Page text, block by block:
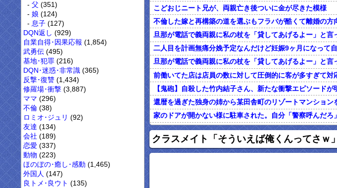
父 (351)
娘 (124)
息子(127)
DQN返し (929)
自業自得･因果応報 (1,854)
武勇伝 (495)
基地･犯罪 (216)
DQN･迷惑･非常識 (365)
反撃･復讐 (1,434)
修羅場･衝撃 (3,887)
ママ (296)
不倫 (38)
ロミオ･ジュリ (92)
友達 (134)
会社 (189)
恋愛 (337)
動物 (223)
ほのぼの･癒し･感動 (1,465)
外国人 (147)
良トメ･良ウト (135)
こどおじニート兄が、両親亡き後ついに金が尽きた模様
オレがカウンセリングに行くきっかけになった女の話
クラスメイト「そういえば俺くんってさ